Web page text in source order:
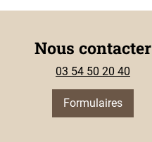
Nous contacter
03 54 50 20 40
Formulaires